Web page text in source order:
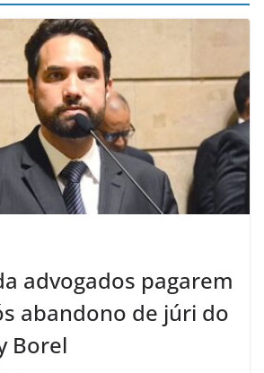
advogados pagarem
abandono de júri do
Borel